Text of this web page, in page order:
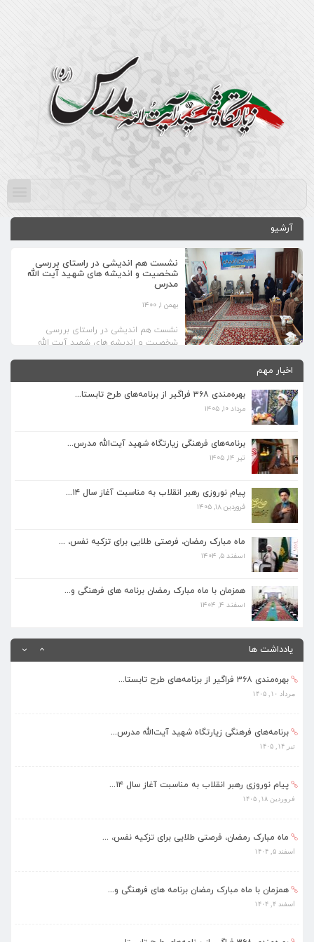
آرشیو
نشست هم اندیشی در راستای بررسی
شخصیت و اندیشه های شهید آیت الله
مدرس
بهمن ۱, ۱۴۰۰
نشست هم اندیشی در راستای بررسی
شخصیت و اندیشه های شهید آیت الله
فیض آباد و بجستان در مرکز پژوهش زیارتگاه
این فقیه مجاهد برگزار شد. در این مراسم
اخبار مهم
بهره‌مندی ۳۶۸ فراگیر از برنامه‌های طرح تابستا...
مرداد ۱۰, ۱۴۰۵
برنامه‌های فرهنگی زیارتگاه شهید آیت‌الله مدرس...
تیر ۱۴, ۱۴۰۵
پیام نوروزی رهبر انقلاب به مناسبت آغاز سال ۱۴...
فروردین ۱۸, ۱۴۰۵
ماه مبارک رمضان، فرصتی طلایی برای تزکیه نفس، ...
اسفند ۵, ۱۴۰۴
همزمان با ماه مبارک رمضان برنامه های فرهنگی و...
اسفند ۴, ۱۴۰۴
یادداشت ها
برنامه‌های فرهنگی زیارتگاه شهید آیت‌الله مدرس...
پیام نوروزی رهبر انقلاب به مناسبت آغاز سال ۱۴...
ماه مبارک رمضان، فرصتی طلایی برای تزکیه نفس، ...
اسفند ۵, ۱۴۰۴
اسفند ۴, ۱۴۰۴
بهره‌مندی ۳۶۸ فراگیر از برنامه‌های طرح تابستا...
مرداد ۱۰, ۱۴۰۵
برنامه‌های فرهنگی زیارتگاه شهید آیت‌الله مدرس...
تیر ۱۴, ۱۴۰۵
پیام نوروزی رهبر انقلاب به مناسبت آغاز سال ۱۴...
فروردین ۱۸, ۱۴۰۵
ماه مبارک رمضان، فرصتی طلایی برای تزکیه نفس، ...
اسفند ۵, ۱۴۰۴
همزمان با ماه مبارک رمضان برنامه های فرهنگی و...
اسفند ۴, ۱۴۰۴